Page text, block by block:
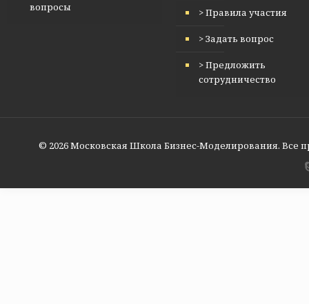
вопросы
> Правила участия
> Задать вопрос
> Предложить
сотрудничество
© 2026 Московская Школа Бизнес-Моделирования.